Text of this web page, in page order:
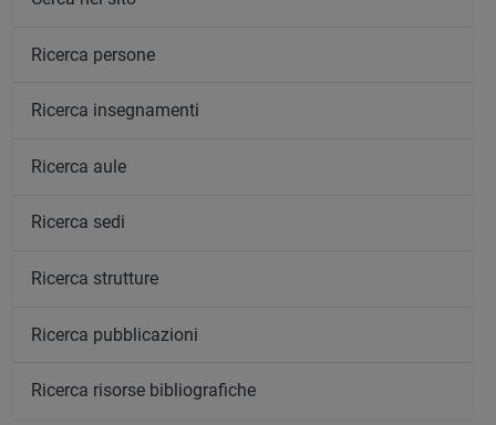
Ricerca persone
Ricerca insegnamenti
Ricerca aule
Ricerca sedi
Ricerca strutture
Ricerca pubblicazioni
Ricerca risorse bibliografiche